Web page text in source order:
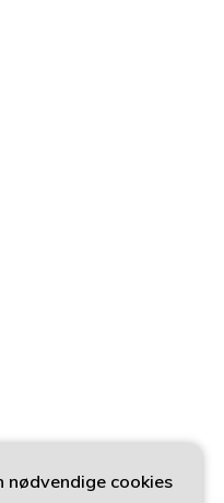
nødvendige cookies